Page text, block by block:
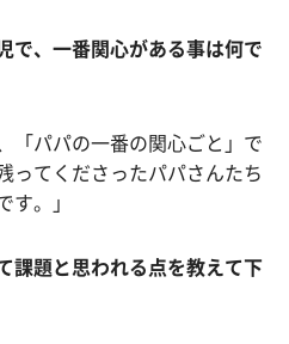
で、一番関心がある事は何で
「パパの一番の関心ごと」で
ってくださったパパさんたち
。」
課題と思われる点を教えて下